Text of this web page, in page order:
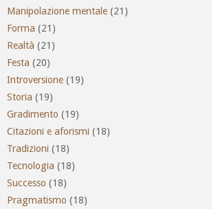
Manipolazione mentale (21)
Forma (21)
Realtà (21)
Festa (20)
Introversione (19)
Storia (19)
Gradimento (19)
Citazioni e aforismi (18)
Tradizioni (18)
Tecnologia (18)
Successo (18)
Pragmatismo (18)